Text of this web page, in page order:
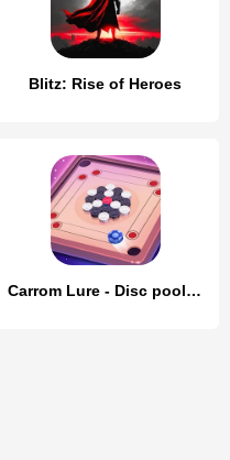
Blitz: Rise of Heroes
Carrom Lure - Disc pool game